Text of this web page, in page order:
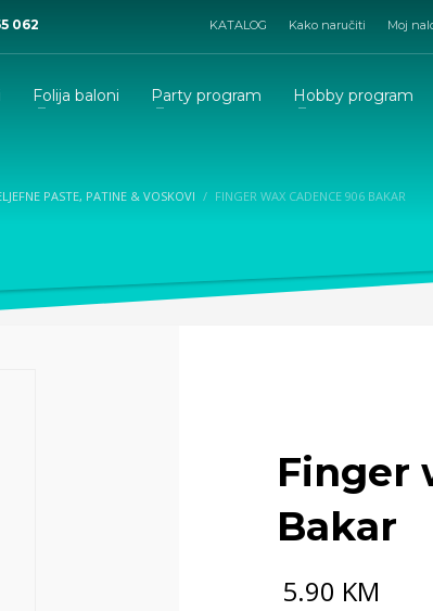
062 KATALOG Kako naručiti Moj
Folija baloni Party program Hobby program
PASTE, PATINE & VOSKOVI FINGER WAX CADENCE 906 BAKAR
Finger
Bakar
5.90 KM